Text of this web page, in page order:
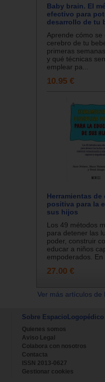
Baby brain. El
efectivo para
desarrollo de tu
Aprende cómo se
cerebro de tu
primeras
y qué técnicas
emplear pa...
10.95 €
Herramientas
positiva para la
sus hijos
Los 49 métodos
para detener las
poder, construir
educar a niños
empoderados. En
27.00 €
Ver más artículos
Sobre EspacioLogopédico
Quienes somos
Aviso Legal
Colabora con nosotros
Contacta
ISSN 2013-0627
Gestionar cookies